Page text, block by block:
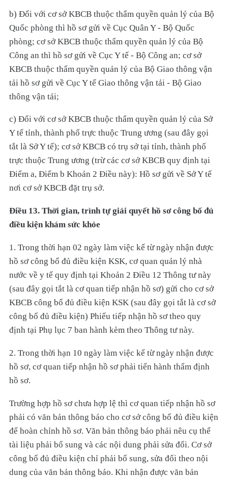
b) Đối với cơ sở KBCB thuộc thẩm quyền quản lý của Bộ
Quốc phòng thì hồ sơ gửi về Cục Quân Y - Bộ Quốc
phòng; cơ sở KBCB thuộc thẩm quyền quản lý của Bộ
Công an thì hồ sơ gửi về Cục Y tế - Bộ Công an; cơ sở
KBCB thuộc thẩm quyền quản lý của Bộ Giao thông vận
tải hồ sơ gửi về Cục Y tế Giao thông vận tải - Bộ Giao
thông vận tải;
c) Đối với cơ sở KBCB thuộc thẩm quyền quản lý của Sở
Y tế tỉnh, thành phố trực thuộc Trung ương (sau đây gọi
tắt là Sở Y tế); cơ sở KBCB có trụ sở tại tỉnh, thành phố
trực thuộc Trung ương (trừ các cơ sở KBCB quy định tại
Điểm a, Điểm b Khoản 2 Điều này): Hồ sơ gửi về Sở Y tế
nơi cơ sở KBCB đặt trụ sở.
Điều 13. Thời gian, trình tự giải quyết hồ sơ công bố đủ
điều kiện khám sức khỏe
1. Trong thời hạn 02 ngày làm việc kể từ ngày nhận được
hồ sơ công bố đủ điều kiện KSK, cơ quan quản lý nhà
nước về y tế quy định tại Khoản 2 Điều 12 Thông tư này
(sau đây gọi tắt là cơ quan tiếp nhận hồ sơ) gửi cho cơ sở
KBCB công bố đủ điều kiện KSK (sau đây gọi tắt là cơ sở
công bố đủ điều kiện) Phiếu tiếp nhận hồ sơ theo quy
định tại Phụ lục 7 ban hành kèm theo Thông tư này.
2. Trong thời hạn 10 ngày làm việc kể từ ngày nhận được
hồ sơ, cơ quan tiếp nhận hồ sơ phải tiến hành thẩm định
hồ sơ.
Trường hợp hồ sơ chưa hợp lệ thì cơ quan tiếp nhận hồ sơ
phải có văn bản thông báo cho cơ sở công bố đủ điều kiện
để hoàn chỉnh hồ sơ. Văn bản thông báo phải nêu cụ thể
tài liệu phải bổ sung và các nội dung phải sửa đổi. Cơ sở
công bố đủ điều kiện chỉ phải bổ sung, sửa đổi theo nội
dung của văn bản thông báo. Khi nhận được văn bản